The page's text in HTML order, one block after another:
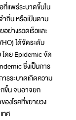
แพร่ระบาดขึ้นใน
ำถิ่น หรือเป็นตาม
ย่างรวดเร็วและ
ได้จัดระดับ
โดย Epidemic จัด
ซึ่งเป็นการ
รระบาดเกิดความ
กขึ้น จนอาจยก
องโรคที่ขยายวง
ทศ